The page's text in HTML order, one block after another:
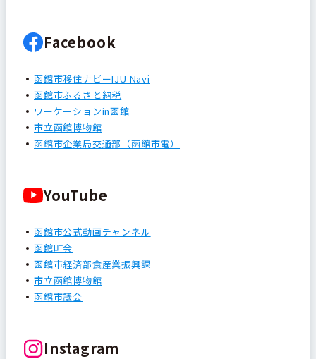
Facebook
函館市移住ナビーIJU Navi
函館市ふるさと納税
ワーケーションin函館
市立函館博物館
函館市企業局交通部（函館市電）
YouTube
函館市公式動画チャンネル
函館町会
函館市経済部食産業振興課
市立函館博物館
函館市議会
Instagram